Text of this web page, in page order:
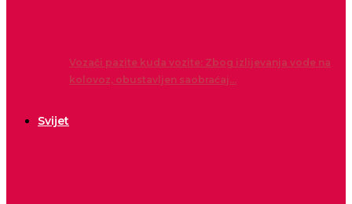
Vozači pazite kuda vozite: Zbog izlijevanja vode na
kolovoz, obustavljen saobraćaj…
Svijet